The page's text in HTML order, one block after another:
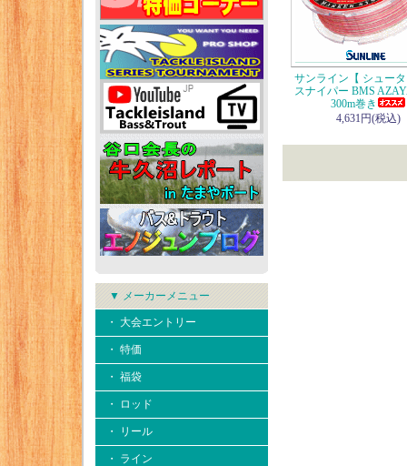
▼ メーカーメニュー
・ 大会エントリー
・ 特価
・ 福袋
・ ロッド
・ リール
・ ライン
サンライン【 シュー
スナイパー BMS
300m巻き
4,631円(税込)